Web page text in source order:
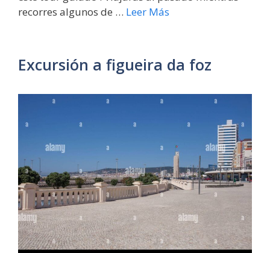
recorres algunos de … Leer Más
Excursión a figueira da foz